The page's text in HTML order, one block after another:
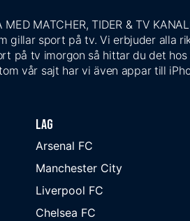
MED MATCHER, TIDER & TV
sport på tv. Vi erbjuder alla
på tv imorgon så hittar du det
vår sajt har vi även appar till
Lag
Arsenal FC
Manchester City
Liverpool FC
Chelsea FC